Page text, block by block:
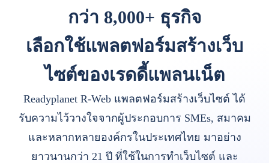
กว่า 8,000+ ธุรกิจ
เลือกใช้แพลตฟอร์มสร้างเว็บ
ไซต์ของเรดดี้แพลนเน็ต
Readyplanet R-Web แพลตฟอร์มสร้างเว็บไซต์ ได้
รับความไว้วางใจจากผู้ประกอบการ SMEs, สมาคม
และหลากหลายองค์กรในประเทศไทย มาอย่าง
ยาวนานกว่า 21 ปี ที่ใช้ในการทำเว็บไซต์ และ